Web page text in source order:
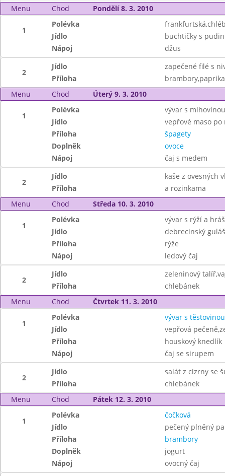
Menu Chod Pondělí 8. 3. 2010
1
Polévka
Jídlo
buchtičky s
Nápoj
džus
2
Jídlo
zapečené filé s
Příloha
brambory,paprika
Menu
Chod Úterý 9. 3. 2010
1
Polévka
vývar s mlhovinou
Jídlo
vepřové maso po
Příloha
špagety
Doplněk
ovoce
Nápoj
čaj s medem
2
Jídlo
kaše z ovesných
Příloha
a rozinkama
Menu
Chod Středa 10. 3. 2010
1
Polévka
vývar s rýží a
Jídlo
debrecinský guláš
Příloha
rýže
Nápoj
ledový čaj
2
Jídlo
zeleninový
Příloha
chlebánek
Menu
Chod Čtvrtek 11. 3. 2010
1
Polévka
vývar s těstovinou
Jídlo
vepřová
Příloha
houskový knedlík
Nápoj
čaj se sirupem
2
Jídlo
salát z cizrny se
Příloha
chlebánek
Menu
Chod Pátek 12. 3. 2010
1
Polévka
čočková
Jídlo
pečený plněný
Příloha
brambory
Doplněk
jogurt
Nápoj
ovocný čaj